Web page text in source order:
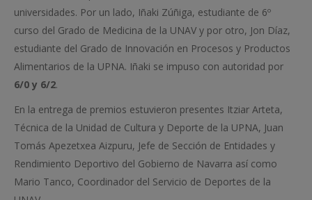
universidades. Por un lado, Iñaki Zúñiga, estudiante de 6º
curso del Grado de Medicina de la UNAV y por otro, Jon Díaz,
estudiante del Grado de Innovación en Procesos y Productos
Alimentarios de la UPNA. Iñaki se impuso con autoridad por
6/0 y 6/2.
En la entrega de premios estuvieron presentes Itziar Arteta,
Técnica de la Unidad de Cultura y Deporte de la UPNA, Juan
Tomás Apezetxea Aizpuru, Jefe de Sección de Entidades y
Rendimiento Deportivo del Gobierno de Navarra así como
Mario Tanco, Coordinador del Servicio de Deportes de la